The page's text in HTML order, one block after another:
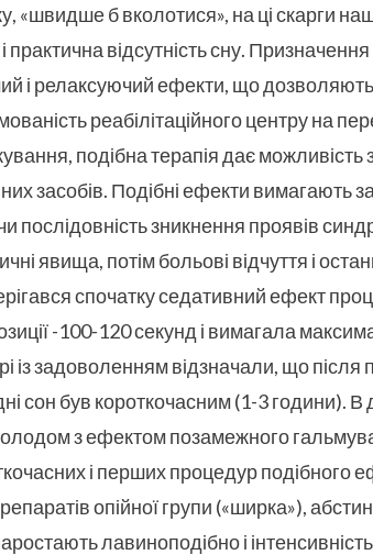
«швидше б вколотися», на ці скарги
практична відсутність сну.
і релаксуючий ефекти, що дозволяють
реабілітаційного центру на
подібна терапія дає
засобів. Подібні ефекти вимагають
послідовність зникнення проявів
явища, потім больові відчуття і
спочатку седативний ефект
-100-120 секунд і вимагала
із задоволенням відзначали, що після
сон був короткочасним (1-3 години).
з ефектом позамежного
і перших процедур подібного
опійної групи («ширка»),
лавиноподібно і